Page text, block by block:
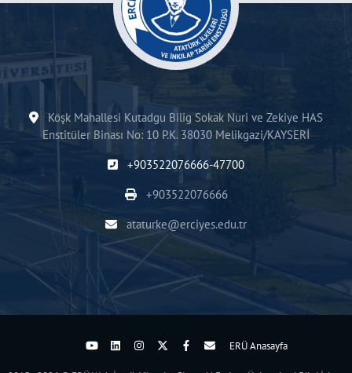
Köşk Mahallesi Kutadgu Bilig Sokak Nuri ve Zekiye HAS
Enstitüler Binası No: 10 P.K. 38030 Melikgazi/KAYSERİ
+903522076666-47700
+903522076666
ataturke@erciyes.edu.tr
ERÜ Anasayfa